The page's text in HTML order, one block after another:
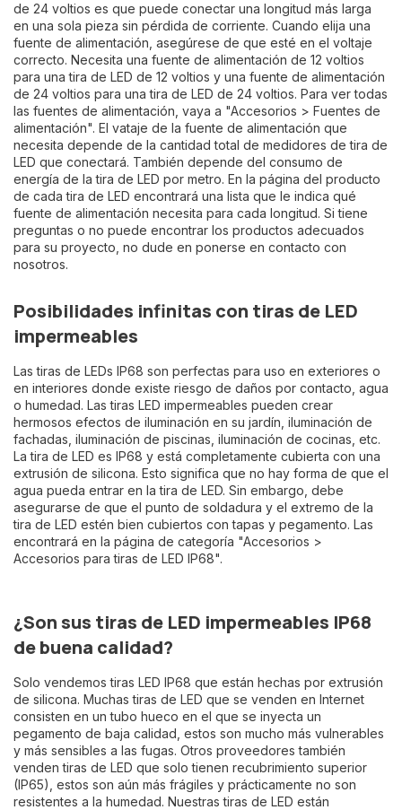
de 24 voltios es que puede conectar una longitud más larga
en una sola pieza sin pérdida de corriente. Cuando elija una
fuente de alimentación, asegúrese de que esté en el voltaje
correcto. Necesita una fuente de alimentación de 12 voltios
para una tira de LED de 12 voltios y una fuente de alimentación
de 24 voltios para una tira de LED de 24 voltios. Para ver todas
las fuentes de alimentación, vaya a "Accesorios > Fuentes de
alimentación". El vataje de la fuente de alimentación que
necesita depende de la cantidad total de medidores de tira de
LED que conectará. También depende del consumo de
energía de la tira de LED por metro. En la página del producto
de cada tira de LED encontrará una lista que le indica qué
fuente de alimentación necesita para cada longitud. Si tiene
preguntas o no puede encontrar los productos adecuados
para su proyecto, no dude en ponerse en contacto con
nosotros.
Posibilidades infinitas con tiras de LED
impermeables
Las tiras de LEDs IP68 son perfectas para uso en exteriores o
en interiores donde existe riesgo de daños por contacto, agua
o humedad. Las tiras LED impermeables pueden crear
hermosos efectos de iluminación en su jardín, iluminación de
fachadas, iluminación de piscinas, iluminación de cocinas, etc.
La tira de LED es IP68 y está completamente cubierta con una
extrusión de silicona. Esto significa que no hay forma de que el
agua pueda entrar en la tira de LED. Sin embargo, debe
asegurarse de que el punto de soldadura y el extremo de la
tira de LED estén bien cubiertos con tapas y pegamento. Las
encontrará en la página de categoría "Accesorios >
Accesorios para tiras de LED IP68".
¿Son sus tiras de LED impermeables IP68
de buena calidad?
Solo vendemos tiras LED IP68 que están hechas por extrusión
de silicona. Muchas tiras de LED que se venden en Internet
consisten en un tubo hueco en el que se inyecta un
pegamento de baja calidad, estos son mucho más vulnerables
y más sensibles a las fugas. Otros proveedores también
venden tiras de LED que solo tienen recubrimiento superior
(IP65), estos son aún más frágiles y prácticamente no son
resistentes a la humedad. Nuestras tiras de LED están